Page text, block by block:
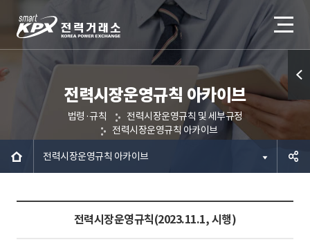
전력시장운영규칙 아카이브
법령·규칙
전력시장운영규칙 및 세부규정
전력시장운영규칙 아카이브
전력시장운영규칙 아카이브
전력시장운영규칙(2023.11.1, 시행)
퀵메